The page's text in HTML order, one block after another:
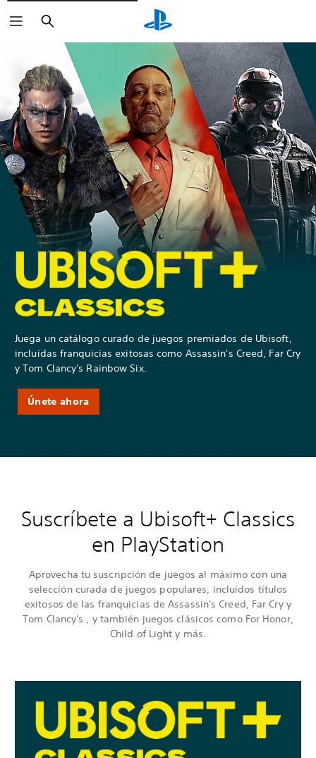
Buscar
Juega un catálogo curado de juegos premiados de Ubisoft,
incluidas franquicias exitosas como Assassin's Creed, Far Cry
y Tom Clancy's Rainbow Six.
Únete ahora
Suscríbete a Ubisoft+ Classics
en PlayStation
Aprovecha tu suscripción de juegos al máximo con una
selección curada de juegos populares, incluidos títulos
exitosos de las franquicias de Assassin's Creed, Far Cry y
Tom Clancy's , y también juegos clásicos como For Honor,
Child of Light y más.